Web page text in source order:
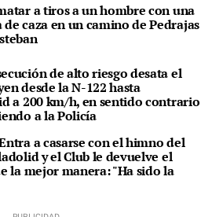
a tiros a un hombre con una
de caza en un camino de Pedrajas
de alto riesgo desata el
desde la N-122 hasta
a 200 km/h, en sentido contrario
a la Policía
a casarse con el himno del
y el Club le devuelve el
la mejor manera: "Ha sido la